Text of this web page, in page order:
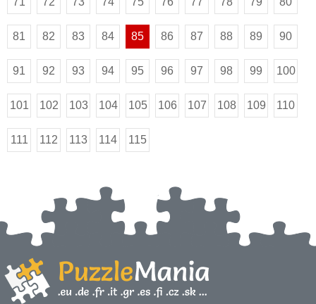
81 82 83 84 85 86 87 88 89 90
91 92 93 94 95 96 97 98 99 100
101 102 103 104 105 106 107 108 109 110
111 112 113 114 115